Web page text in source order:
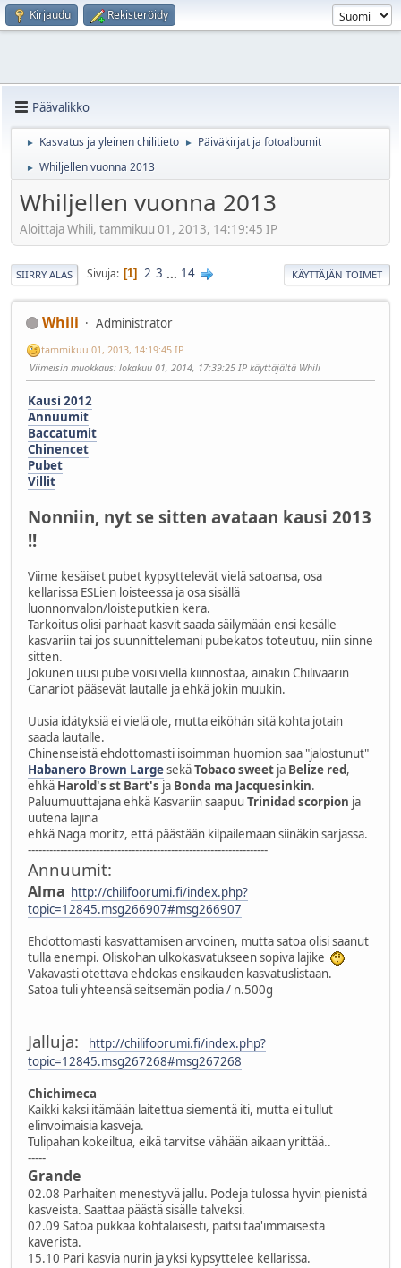
Kirjaudu Rekisteröidy
Päävalikko
► Kasvatus ja yleinen chilitieto ► Päiväkirjat ja fotoalbumit
► Whiljellen vuonna 2013
Whiljellen vuonna 2013
Aloittaja Whili, tammikuu 01, 2013, 14:19:45 IP
SIIRRY ALAS Sivuja 1 2 3 ... 14 KÄYTTÄJÄN TOIMET
Whili Administrator
tammikuu 01, 2013, 14:19:45 IP
Viimeisin muokkaus: lokakuu 01, 2014, 17:39:25 IP käyttäjältä Whili
Kausi 2012
Annuumit
Baccatumit
Chinencet
Pubet
Villit
Nonniin, nyt se sitten avataan kausi 2013
!!
Viime kesäiset pubet kypsyttelevät vielä satoansa, osa
kellarissa ESLien loisteessa ja osa sisällä
luonnonvalon/loisteputkien kera.
Tarkoitus olisi parhaat kasvit saada säilymään ensi kesälle
kasvariin tai jos suunnittelemani pubekatos toteutuu, niin sinne
sitten.
Jokunen uusi pube voisi viellä kiinnostaa, ainakin Chilivaarin
Canariot pääsevät lautalle ja ehkä jokin muukin.
Uusia idätyksiä ei vielä ole, mutta eiköhän sitä kohta jotain
saada lautalle.
Chinenseistä ehdottomasti isoimman huomion saa "jalostunut"
Habanero Brown LargesekäTobaco sweet ja Belize red,
ehkä Harold's st Bart's ja Bonda ma Jacquesinkin.
Paluumuuttajana ehkä Kasvariin saapuu Trinidad scorpion ja
uutena lajina
ehkä Naga moritz, että päästään kilpailemaan siinäkin sarjassa.
-------------------------------------------------------------------
Annuumit:
Alma http://chilifoorumi.fi/index.php?
topic=12845.msg266907#msg266907
Ehdottomasti kasvattamisen arvoinen, mutta satoa olisi saanut
tulla enempi. Oliskohan ulkokasvatukseen sopiva lajike
Vakavasti otettava ehdokas ensikauden kasvatuslistaan.
Satoa tuli yhteensä seitsemän podia / n.500g
Jalluja:
http://chilifoorumi.fi/index.php?
topic=12845.msg267268#msg267268
Chichimeca
Kaikki kaksi itämään laitettua siementä iti, mutta ei tullut
elinvoimaisia kasveja.
Tulipahan kokeiltua, eikä tarvitse vähään aikaan yrittää..
-----
Grande
02.08 Parhaiten menestyvä jallu. Podeja tulossa hyvin pienistä
kasveista. Saattaa päästä sisälle talveksi.
02.09 Satoa pukkaa kohtalaisesti, paitsi taa'immaisesta
kaverista.
15.10 Pari kasvia nurin ja yksi kypsyttelee kellarissa.